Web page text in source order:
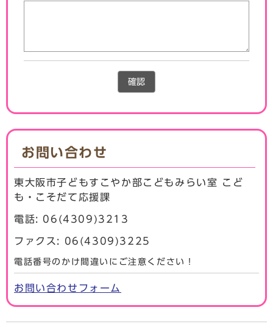
確認
お問い合わせ
東大阪市子どもすこやか部こどもみらい室 こど
も・こそだて応援課
電話: 06(4309)3213
ファクス: 06(4309)3225
電話番号のかけ間違いにご注意ください！
お問い合わせフォーム